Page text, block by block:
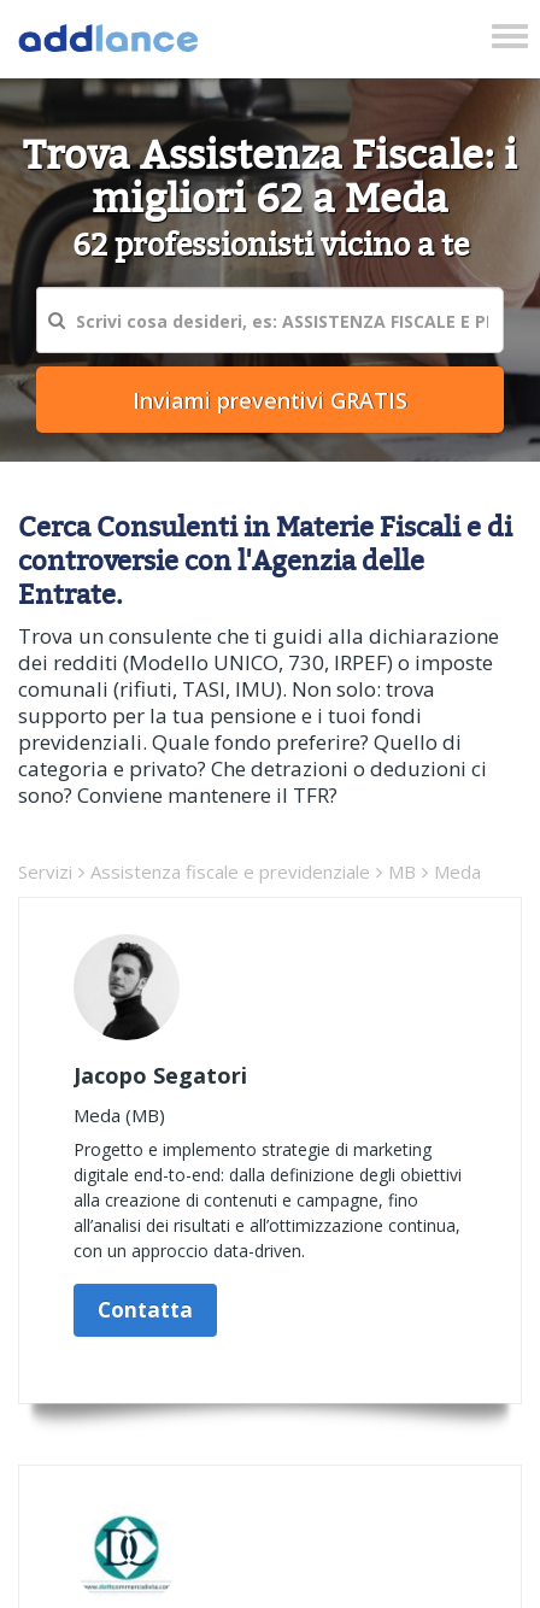
Trova Assistenza Fiscale: i
migliori 62 a Meda
62 professionisti vicino a te
Cerca Consulenti in Materie Fiscali e di
controversie con l'Agenzia delle
Entrate.
Trova un consulente che ti guidi alla dichiarazione
dei redditi (Modello UNICO, 730, IRPEF) o imposte
comunali (rifiuti, TASI, IMU). Non solo: trova
supporto per la tua pensione e i tuoi fondi
previdenziali. Quale fondo preferire? Quello di
categoria e privato? Che detrazioni o deduzioni ci
sono? Conviene mantenere il TFR?
Servizi Assistenza fiscale e previdenziale MB Meda
Jacopo Segatori
Meda (MB)
Progetto e implemento strategie di marketing
digitale end-to-end: dalla definizione degli obiettivi
alla creazione di contenuti e campagne, fino
all’analisi dei risultati e all’ottimizzazione continua,
con un approccio data-driven.
Contatta